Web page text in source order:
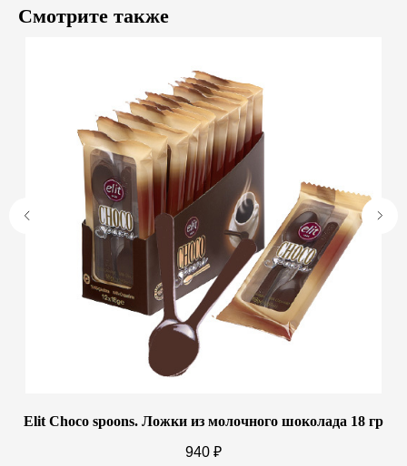
Смотрите также
Elit Choco spoons. Ложки из молочного шоколада 18 гр
940 ₽